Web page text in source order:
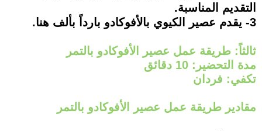
التقديم المناسبة.
3- يقدم عصير الكيوي بالأفوكادو بارداً بألف هنا.
ثالثاً: طريقة عمل عصير الأفوكادو بالتمر
مدة التحضير: 10 دقائق
تكفي: فردان
مقادير طريقة عمل عصير الأفوكادو بالتمر